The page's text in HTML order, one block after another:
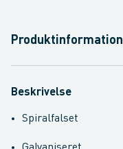
Produktinformation
Beskrivelse
Spiralfalset